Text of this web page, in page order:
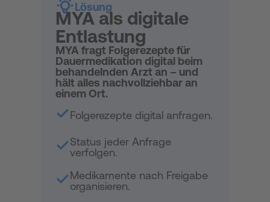
Lösung
MYA als digitale
Entlastung
MYA fragt Folgerezepte für
Dauermedikation digital beim
behandelnden Arzt an – und
hält alles nachvollziehbar an
einem Ort.
Folgerezepte digital anfragen.
Status jeder Anfrage
verfolgen.
Medikamente nach Freigabe
organisieren.